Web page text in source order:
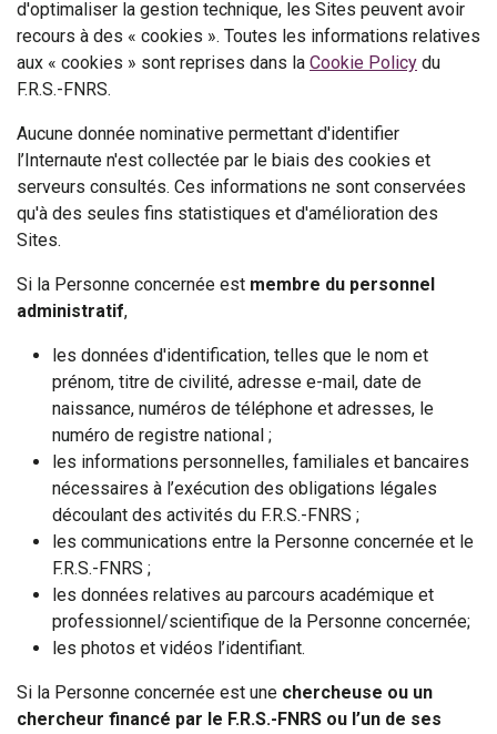
d'optimaliser la gestion technique, les Sites peuvent avoir
recours à des « cookies ». Toutes les informations relatives
aux « cookies » sont reprises dans la Cookie Policy du
F.R.S.-FNRS.
Aucune donnée nominative permettant d'identifier
l’Internaute n'est collectée par le biais des cookies et
serveurs consultés. Ces informations ne sont conservées
qu'à des seules fins statistiques et d'amélioration des
Sites.
Si la Personne concernée est membre du personnel
administratif,
les données d'identification, telles que le nom et
prénom, titre de civilité, adresse e-mail, date de
naissance, numéros de téléphone et adresses, le
numéro de registre national ;
les informations personnelles, familiales et bancaires
nécessaires à l’exécution des obligations légales
découlant des activités du F.R.S.-FNRS ;
les communications entre la Personne concernée et le
F.R.S.-FNRS ;
les données relatives au parcours académique et
professionnel/scientifique de la Personne concernée;
les photos et vidéos l’identifiant.
Si la Personne concernée est une chercheuse ou un
chercheur financé par le F.R.S.-FNRS ou l’un de ses